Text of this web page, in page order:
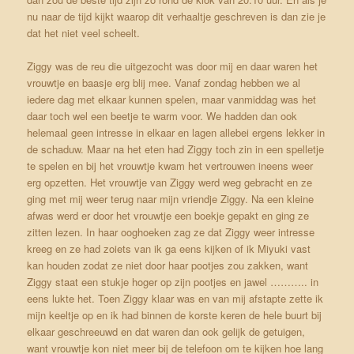
nu naar de tijd kijkt waarop dit verhaaltje geschreven is dan zie je
dat het niet veel scheelt.
Ziggy was de reu die uitgezocht was door mij en daar waren het
vrouwtje en baasje erg blij mee. Vanaf zondag hebben we al
iedere dag met elkaar kunnen spelen, maar vanmiddag was het
daar toch wel een beetje te warm voor. We hadden dan ook
helemaal geen intresse in elkaar en lagen allebei ergens lekker in
de schaduw. Maar na het eten had Ziggy toch zin in een spelletje
te spelen en bij het vrouwtje kwam het vertrouwen ineens weer
erg opzetten. Het vrouwtje van Ziggy werd weg gebracht en ze
ging met mij weer terug naar mijn vriendje Ziggy. Na een kleine
afwas werd er door het vrouwtje een boekje gepakt en ging ze
zitten lezen. In haar ooghoeken zag ze dat Ziggy weer intresse
kreeg en ze had zoiets van ik ga eens kijken of ik Miyuki vast
kan houden zodat ze niet door haar pootjes zou zakken, want
Ziggy staat een stukje hoger op zijn pootjes en jawel ……….. in
eens lukte het. Toen Ziggy klaar was en van mij afstapte zette ik
mijn keeltje op en ik had binnen de korste keren de hele buurt bij
elkaar geschreeuwd en dat waren dan ook gelijk de getuigen,
want vrouwtje kon niet meer bij de telefoon om te kijken hoe lang